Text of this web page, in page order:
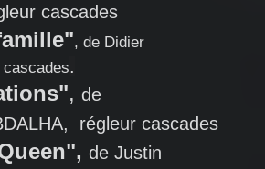
cascades
, de Didier
.
, de
régleur cascades
de Justin